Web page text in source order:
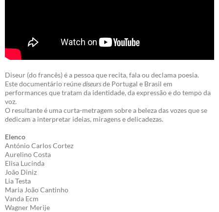
Diseur (do francês) é a pessoa que recita, fala ou declama poesia.
Este documentário reúnediseursde Portugal e Brasil em
performances que tratam da identidade, da expressão e do tempo da
voz.
O resultante é uma curta-metragem sobre a beleza das vozes que se
dedicam a interpretar ideias, miragens e delicadezas.
Elenco
António Carlos Cortez
Aurelino Costa
Elisa Lucinda
João Diniz
Lia Testa
Maria João Cantinho
Vanda Ecm
Wagner Merije